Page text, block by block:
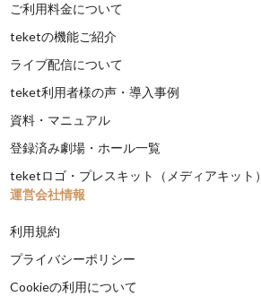
ご利用料金について
teketの機能ご紹介
ライブ配信について
teket利用者様の声・導入事例
資料・マニュアル
登録済み劇場・ホール一覧
teketロゴ・プレスキット（メディアキット）
運営会社情報
利用規約
プライバシーポリシー
Cookieの利用について